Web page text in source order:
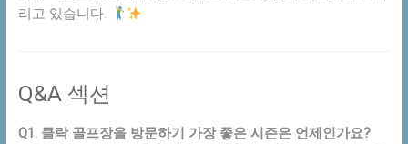
리고 있습니다.
Q&A 섹션
Q1. 클락 골프장을 방문하기 가장 좋은 시즌은 언제인가요?